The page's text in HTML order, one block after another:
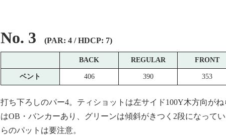
No. 3 (PAR: 4 / HDCP: 7)
BACK REGULAR FRONT
ベント 406 390 353
打ち下ろしのパー4。ティショットは左サイド100Y木方向が
はOB・バンカーあり、グリーンは傾斜がきつく2段になって
らのパットは要注意。